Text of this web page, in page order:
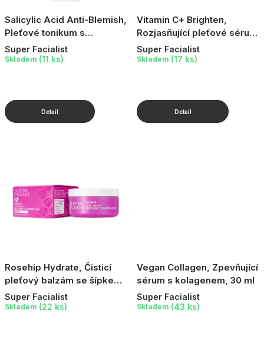
Salicylic Acid Anti-Blemish,
Pleťové tonikum s
kyselinou salicylovou, 150
ml
Super Facialist
Skladem (11 ks)
Vitamin C+ Brighten,
Rozjasňující pleťové sérum
s vitaminem C a SPF50+,
50 ml
Super Facialist
Skladem (17 ks)
Rosehip Hydrate, Čisticí
pleťový balzám se šípkem,
100 ml
Super Facialist
Skladem (22 ks)
Vegan Collagen, Zpevňující
sérum s kolagenem, 30 ml
Super Facialist
Skladem (43 ks)